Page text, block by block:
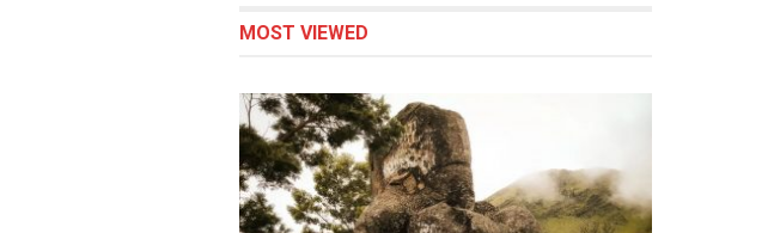
MOST VIEWED